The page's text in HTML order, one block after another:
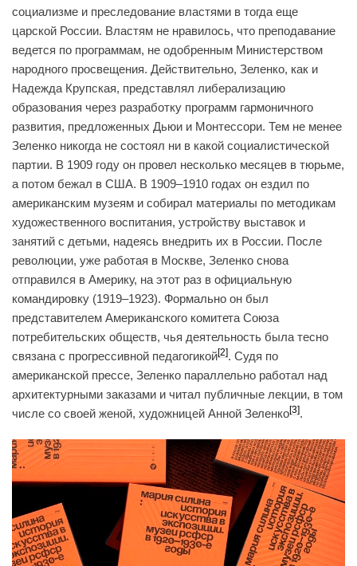
социализме и преследование властями в тогда еще
царской России. Властям не нравилось, что преподавание
ведется по программам, не одобренным Министерством
народного просвещения. Действительно, Зеленко, как и
Надежда Крупская, представлял либерализацию
образования через разработку программ гармоничного
развития, предложенных Дьюи и Монтессори. Тем не менее
Зеленко никогда не состоял ни в какой социалистической
партии. В 1909 году он провел несколько месяцев в тюрьме,
а потом бежал в США. В 1909–1910 годах он ездил по
американским музеям и собирал материалы по методикам
художественного воспитания, устройству выставок и
занятий с детьми, надеясь внедрить их в России. После
революции, уже работая в Москве, Зеленко снова
отправился в Америку, на этот раз в официальную
командировку (1919–1923). Формально он был
представителем Американского комитета Союза
потребительских обществ, чья деятельность была тесно
связана с прогрессивной педагогикой[2]. Судя по
американской прессе, Зеленко параллельно работал над
архитектурными заказами и читал публичные лекции, в том
числе со своей женой, художницей Анной Зеленко[3].